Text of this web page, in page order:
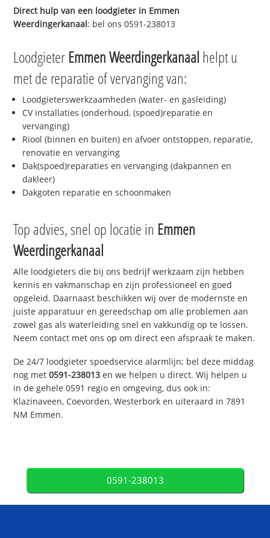
Direct hulp van een loodgieter in Emmen
Weerdingerkanaal: bel ons 0591-238013
Loodgieter Emmen Weerdingerkanaal helpt u
met de reparatie of vervanging van:
Loodgieterswerkzaamheden (water- en gasleiding)
CV installaties (onderhoud, (spoed)reparatie en
vervanging)
Riool (binnen en buiten) en afvoer ontstoppen, reparatie,
renovatie en vervanging
Dak(spoed)reparaties en vervanging (dakpannen en
dakleer)
Dakgoten reparatie en schoonmaken
Top advies, snel op locatie in Emmen
Weerdingerkanaal
Alle loodgieters die bij ons bedrijf werkzaam zijn hebben
kennis en vakmanschap en zijn professioneel en goed
opgeleid. Daarnaast beschikken wij over de modernste en
juiste apparatuur en gereedschap om alle problemen aan
zowel gas als waterleiding snel en vakkundig op te lossen.
Neem contact met ons op om direct een afspraak te maken.
De 24/7 loodgieter spoedservice alarmlijn; bel deze middag
nog met0591-238013 en we helpen u direct. Wij helpen u
in de gehele 0591 regio en omgeving, dus ook in:
Klazinaveen, Coevorden, Westerbork en uiteraard in 7891
NM Emmen.
0591-238013